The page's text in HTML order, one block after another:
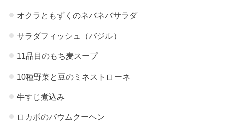
オクラともずくのネバネバサラダ
サラダフィッシュ（バジル）
11品目のもち麦スープ
10種野菜と豆のミネストローネ
牛すじ煮込み
ロカボのバウムクーヘン